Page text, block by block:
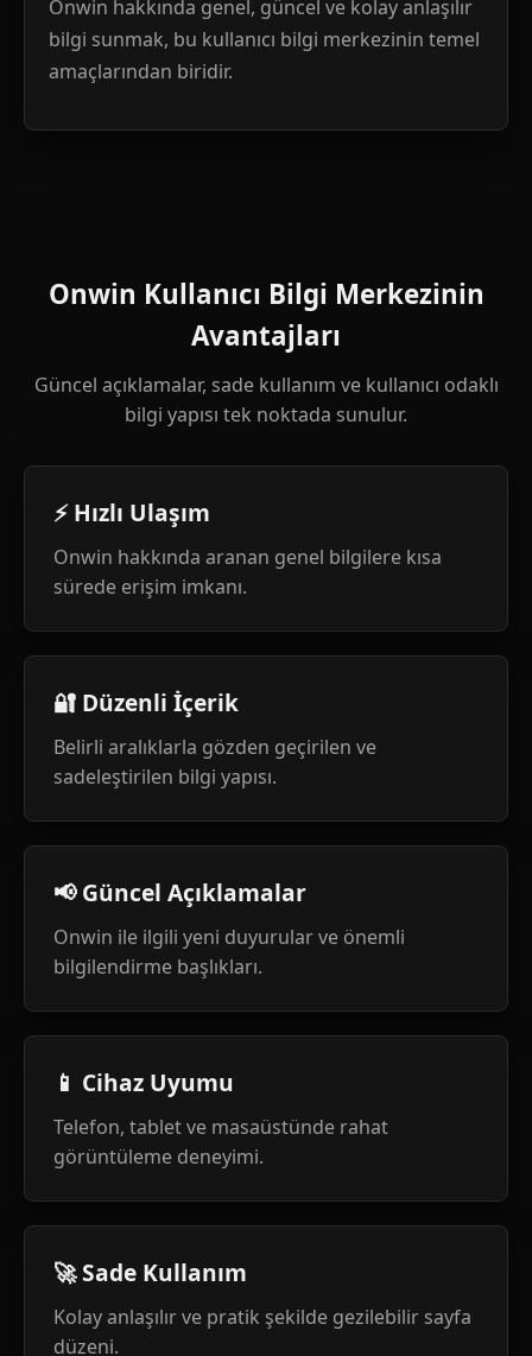
Onwin hakkında genel, güncel ve kolay anlaşılır
bilgi sunmak, bu kullanıcı bilgi merkezinin temel
amaçlarından biridir.
Onwin Kullanıcı Bilgi Merkezinin
Avantajları
Güncel açıklamalar, sade kullanım ve kullanıcı odaklı
bilgi yapısı tek noktada sunulur.
⚡ Hızlı Ulaşım
Onwin hakkında aranan genel bilgilere kısa
sürede erişim imkanı.
🔐 Düzenli İçerik
Belirli aralıklarla gözden geçirilen ve
sadeleştirilen bilgi yapısı.
📢 Güncel Açıklamalar
Onwin ile ilgili yeni duyurular ve önemli
bilgilendirme başlıkları.
📱 Cihaz Uyumu
Telefon, tablet ve masaüstünde rahat
görüntüleme deneyimi.
🚀 Sade Kullanım
Kolay anlaşılır ve pratik şekilde gezilebilir sayfa
düzeni.